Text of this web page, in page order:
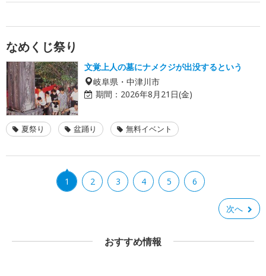
なめくじ祭り
文覚上人の墓にナメクジが出没するという
岐阜県・中津川市
期間： 2026年8月21日(金)
夏祭り 盆踊り 無料イベント
1 2 3 4 5 6
次へ
おすすめ情報